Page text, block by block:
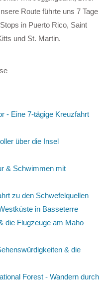
Route führte uns 7 Tage
in Puerto Rico, Saint
und St. Martin.
- Eine 7-tägige Kreuzfahrt
über die Insel
& Schwimmen mit
zu den Schwefelquellen
in Basseterre
die Flugzeuge am Maho
& die
Forest - Wandern durch